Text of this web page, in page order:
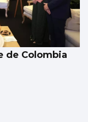
de Colombia